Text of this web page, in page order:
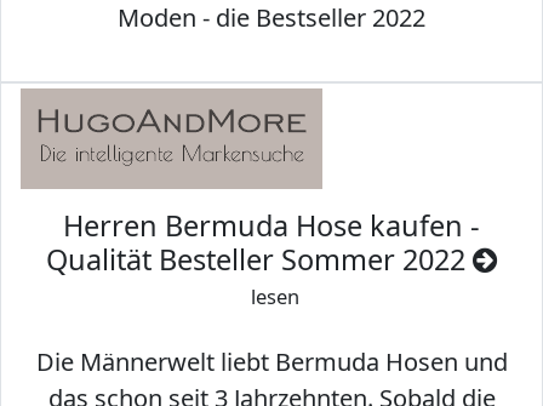
Moden - die Bestseller 2022
Herren Bermuda Hose kaufen -
Qualität Besteller Sommer 2022
lesen
Die Männerwelt liebt Bermuda Hosen und
das schon seit 3 Jahrzehnten. Sobald die